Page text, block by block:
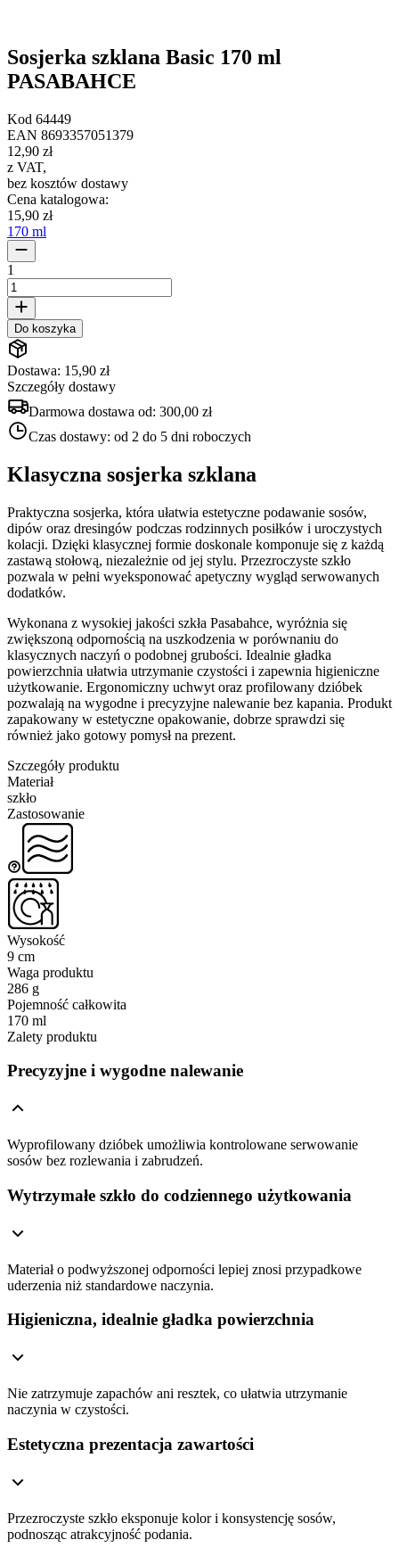
Sosjerka szklana Basic 170 ml
PASABAHCE
Kod 64449
EAN 8693357051379
12,90 zł
z VAT,
bez kosztów dostawy
Cena katalogowa:
15,90 zł
170 ml
1
Do koszyka
Dostawa: 15,90 zł
Szczegóły dostawy
Darmowa dostawa od: 300,00 zł
Czas dostawy: od 2 do 5 dni roboczych
Klasyczna sosjerka szklana
Praktyczna sosjerka, która ułatwia estetyczne podawanie sosów,
dipów oraz dresingów podczas rodzinnych posiłków i uroczystych
kolacji. Dzięki klasycznej formie doskonale komponuje się z każdą
zastawą stołową, niezależnie od jej stylu. Przezroczyste szkło
pozwala w pełni wyeksponować apetyczny wygląd serwowanych
dodatków.
Wykonana z wysokiej jakości szkła Pasabahce, wyróżnia się
zwiększoną odpornością na uszkodzenia w porównaniu do
klasycznych naczyń o podobnej grubości. Idealnie gładka
powierzchnia ułatwia utrzymanie czystości i zapewnia higieniczne
użytkowanie. Ergonomiczny uchwyt oraz profilowany dzióbek
pozwalają na wygodne i precyzyjne nalewanie bez kapania. Produkt
zapakowany w estetyczne opakowanie, dobrze sprawdzi się
również jako gotowy pomysł na prezent.
Szczegóły produktu
Materiał
szkło
Zastosowanie
Wysokość
9 cm
Waga produktu
286 g
Pojemność całkowita
170 ml
Zalety produktu
Precyzyjne i wygodne nalewanie
Wyprofilowany dzióbek umożliwia kontrolowane serwowanie
sosów bez rozlewania i zabrudzeń.
Wytrzymałe szkło do codziennego użytkowania
Materiał o podwyższonej odporności lepiej znosi przypadkowe
uderzenia niż standardowe naczynia.
Higieniczna, idealnie gładka powierzchnia
Nie zatrzymuje zapachów ani resztek, co ułatwia utrzymanie
naczynia w czystości.
Estetyczna prezentacja zawartości
Przezroczyste szkło eksponuje kolor i konsystencję sosów,
podnosząc atrakcyjność podania.